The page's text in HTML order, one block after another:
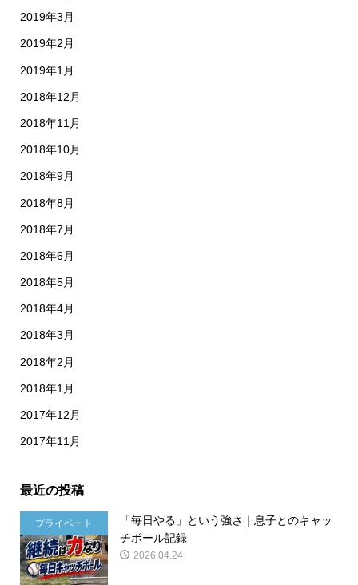
2019年3月
2019年2月
2019年1月
2018年12月
2018年11月
2018年10月
2018年9月
2018年8月
2018年7月
2018年6月
2018年5月
2018年4月
2018年3月
2018年2月
2018年1月
2017年12月
2017年11月
最近の投稿
プライベート
「毎日やる」という強さ｜息子とのキャッ
チボール記録
2026.04.24